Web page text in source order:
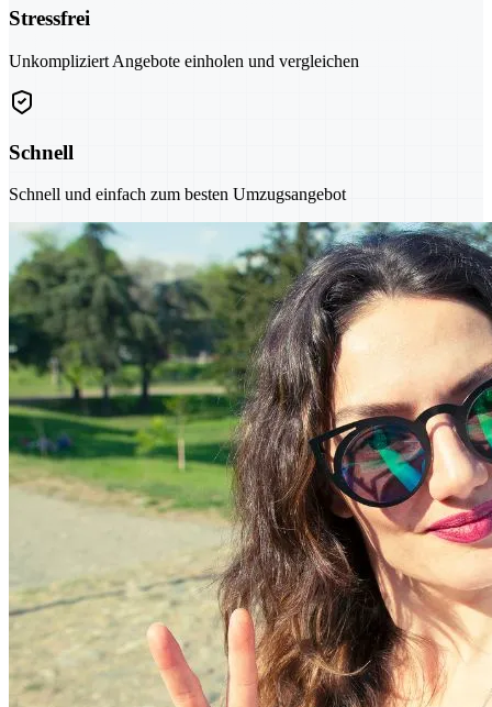
Stressfrei
Unkompliziert Angebote einholen und vergleichen
Schnell
Schnell und einfach zum besten Umzugsangebot